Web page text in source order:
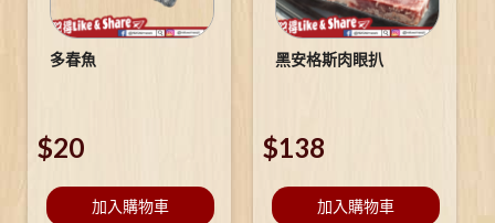
多春魚
$20
加入購物車
黑安格斯肉眼扒
$138
加入購物車